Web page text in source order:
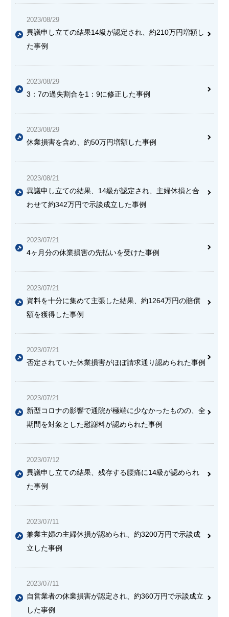
2023/08/29
異議申し立ての結果14級が認定され、約210万円増額し
た事例
2023/08/29
3：7の過失割合を1：9に修正した事例
2023/08/29
休業損害を含め、約50万円増額した事例
2023/08/21
異議申し立ての結果、14級が認定され、主婦休損と合
わせて約342万円で示談成立した事例
2023/07/21
4ヶ月分の休業損害の先払いを受けた事例
2023/07/21
資料を十分に集めて主張した結果、約1264万円の賠償
額を獲得した事例
2023/07/21
否定されていた休業損害がほぼ請求通り認められた事例
2023/07/21
新型コロナの影響で通院が極端に少なかったものの、全
期間を対象とした慰謝料が認められた事例
2023/07/12
異議申し立ての結果、 残存する腰痛に14級が認められ
た事例
2023/07/11
兼業主婦の主婦休損が認められ、約3200万円で示談成
立した事例
2023/07/11
自営業者の休業損害が認定され、約360万円で示談成立
した事例